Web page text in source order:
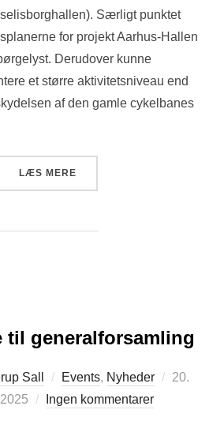
Særligt punktet
for projekt Aarhus-Hallen
Derudover kunne
et større aktivitetsniveau end
af den gamle cykelbanes
LÆS MERE“REFERAT FRA
til generalforsamling
Sall Events, Nyheder
Udgivet
20.
Ingen kommentarer